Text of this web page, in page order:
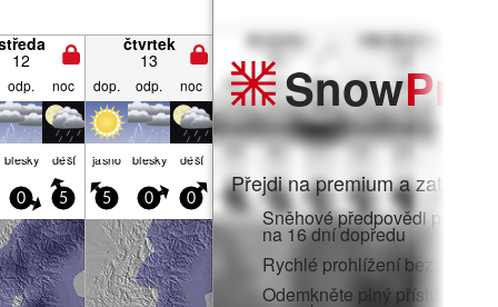
12
čtvrtek
13
odp. noc dop. odp. noc
blesky déšť jasno blesky déšť
0 5 5 0 0
SnowPro
Přejdi na premium a zatoč do:
Sněhové předpovědi po
na 16 dní dopředu
Rychlé prohlížení bez reklam
Odemkněte plný přístup v